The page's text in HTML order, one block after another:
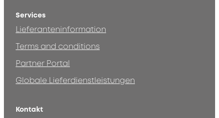
Services
Lieferanteninformation
Terms and conditions
Partner Portal
Globale Lieferdienstleistungen
Kontakt